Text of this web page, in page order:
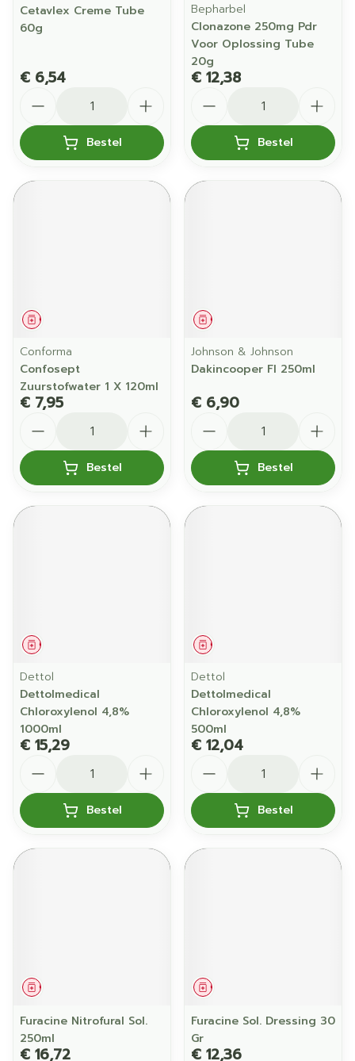
Cetavlex Creme Tube
60g
€ 6,54
Bestel
Bepharbel
Clonazone 250mg Pdr
Voor Oplossing Tube
20g
€ 12,38
Bestel
Geneesmiddel
Conforma
Confosept
Zuurstofwater 1 X 120ml
€ 7,95
Bestel
Geneesmiddel
Johnson & Johnson
Dakincooper Fl 250ml
€ 6,90
Bestel
Geneesmiddel
Dettol
Dettolmedical
Chloroxylenol 4,8%
1000ml
€ 15,29
Bestel
Geneesmiddel
Dettol
Dettolmedical
Chloroxylenol 4,8%
500ml
€ 12,04
Bestel
Geneesmiddel
Furacine Nitrofural Sol.
250ml
€ 16,72
Geneesmiddel
Furacine Sol. Dressing 30
Gr
€ 12,36